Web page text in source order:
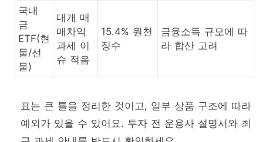
국내
금
ETF(현
물/선
물)
대개 매
매차익
과세 이
슈 적음
15.4% 원천
징수
금융소득 규모에 따
라 합산 고려
표는 큰 틀을 정리한 것이고, 일부 상품 구조에 따라
예외가 있을 수 있어요. 투자 전 운용사 설명서와 최